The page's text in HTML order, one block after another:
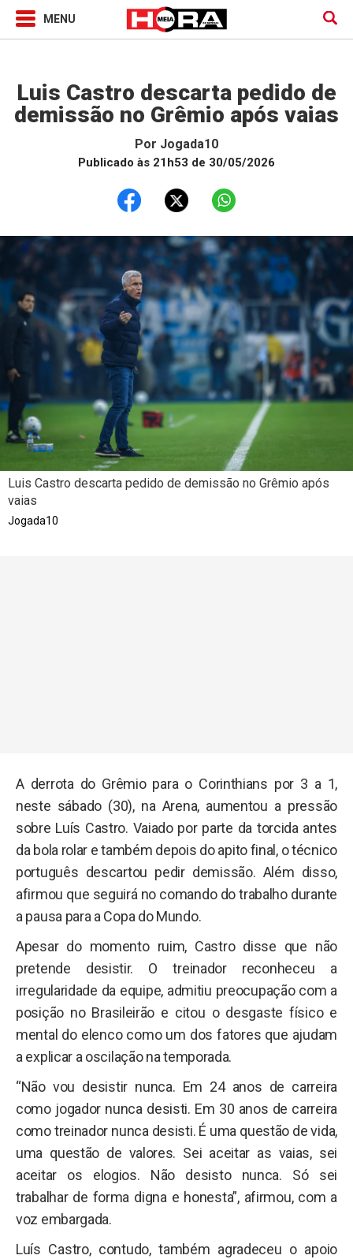
Luis Castro descarta pedido de
demissão no Grêmio após vaias
Por Jogada10
Publicado às 21h53 de 30/05/2026
Luis Castro descarta pedido de demissão no Grêmio após
vaias
Jogada10
A derrota do Grêmio para o Corinthians por 3 a 1,
neste sábado (30), na Arena, aumentou a pressão
sobre Luís Castro. Vaiado por parte da torcida antes
da bola rolar e também depois do apito final, o técnico
português descartou pedir demissão. Além disso,
afirmou que seguirá no comando do trabalho durante
a pausa para a Copa do Mundo.
Apesar do momento ruim, Castro disse que não
pretende desistir. O treinador reconheceu a
irregularidade da equipe, admitiu preocupação com a
posição no Brasileirão e citou o desgaste físico e
mental do elenco como um dos fatores que ajudam
a explicar a oscilação na temporada.
“Não vou desistir nunca. Em 24 anos de carreira
como jogador nunca desisti. Em 30 anos de carreira
como treinador nunca desisti. É uma questão de vida,
uma questão de valores. Sei aceitar as vaias, sei
aceitar os elogios. Não desisto nunca. Só sei
trabalhar de forma digna e honesta”, afirmou, com a
voz embargada.
Luís Castro, contudo, também agradeceu o apoio